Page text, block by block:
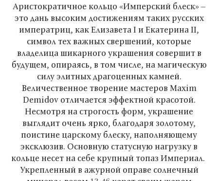
Аристократичное кольцо «Имперский блеск» –
это дань высоким достижениям таких русских
императриц, как Елизавета I и Екатерина II,
символ тех важных свершений, которые
владелица шикарного украшения совершит в
будущем, опираясь, в том числе, на магическую
силу элитных драгоценных камней.
Величественное творение мастеров Maxim
Demidov отличается эффектной красотой.
Несмотря на строгость форм, украшение
выглядит очень ярко, благодаря золотому,
поистине царскому блеску, наполняющему
эксклюзив. Основную статусную нагрузку в
кольце несет на себе крупный топаз Империал.
Укрепленный в ажурной оправе солнечный